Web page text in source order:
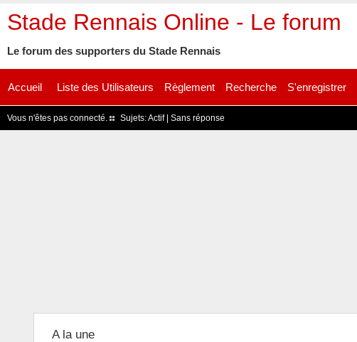
Stade Rennais Online - Le forum
Le forum des supporters du Stade Rennais
Accueil Liste des Utilisateurs Règlement Recherche S'enregistrer
Vous n'êtes pas connecté. Sujets:Actif| Sans réponse
A la une